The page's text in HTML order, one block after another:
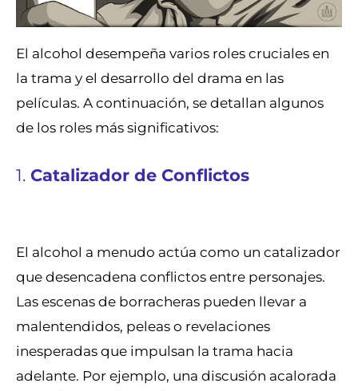
El alcohol desempeña varios roles cruciales en
la trama y el desarrollo del drama en las
películas. A continuación, se detallan algunos
de los roles más significativos:
1. Catalizador de Conflictos
El alcohol a menudo actúa como un catalizador
que desencadena conflictos entre personajes.
Las escenas de borracheras pueden llevar a
malentendidos, peleas o revelaciones
inesperadas que impulsan la trama hacia
adelante. Por ejemplo, una discusión acalorada